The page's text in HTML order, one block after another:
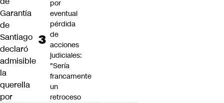
Garantía
de
Santiago
declaró
admisible
la
querella
por
por
eventual
pérdida
de
acciones
judiciales:
"Sería
francamente
un
retroceso